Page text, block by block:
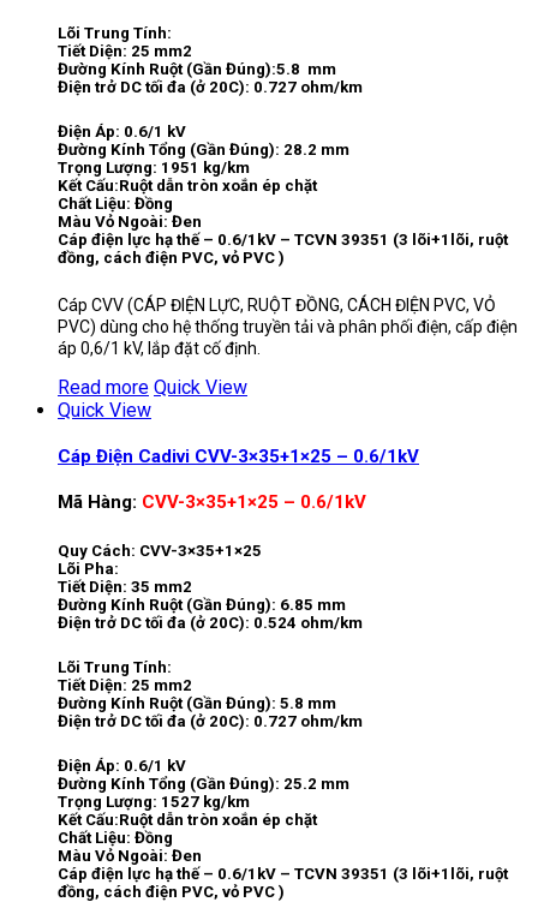
Lõi Trung Tính:
Tiết Diện: 25 mm2
Đường Kính Ruột (Gần Đúng):5.8 mm
Điện trở DC tối đa (ở 20C): 0.727 ohm/km
Điện Áp: 0.6/1 kV
Đường Kính Tổng (Gần Đúng): 28.2 mm
Trọng Lượng: 1951 kg/km
Kết Cấu:Ruột dẫn tròn xoắn ép chặt
Chất Liệu: Đồng
Màu Vỏ Ngoài: Đen
Cáp điện lực hạ thế – 0.6/1kV – TCVN 39351 (3 lõi+1lõi, ruột
đồng, cách điện PVC, vỏ PVC )
Cáp CVV (CÁP ĐIỆN LỰC, RUỘT ĐỒNG, CÁCH ĐIỆN PVC, VỎ
PVC) dùng cho hệ thống truyền tải và phân phối điện, cấp điện
áp 0,6/1 kV, lắp đặt cố định.
Read more Quick View
Quick View
Cáp Điện Cadivi CVV-3×35+1×25 – 0.6/1kV
Mã Hàng: CVV-3×35+1×25 – 0.6/1kV
Quy Cách: CVV-3×35+1×25
Lõi Pha:
Tiết Diện: 35 mm2
Đường Kính Ruột (Gần Đúng): 6.85 mm
Điện trở DC tối đa (ở 20C): 0.524 ohm/km
Lõi Trung Tính:
Tiết Diện: 25 mm2
Đường Kính Ruột (Gần Đúng): 5.8 mm
Điện trở DC tối đa (ở 20C): 0.727 ohm/km
Điện Áp: 0.6/1 kV
Đường Kính Tổng (Gần Đúng): 25.2 mm
Trọng Lượng: 1527 kg/km
Kết Cấu:Ruột dẫn tròn xoắn ép chặt
Chất Liệu: Đồng
Màu Vỏ Ngoài: Đen
Cáp điện lực hạ thế – 0.6/1kV – TCVN 39351 (3 lõi+1lõi, ruột
đồng, cách điện PVC, vỏ PVC )